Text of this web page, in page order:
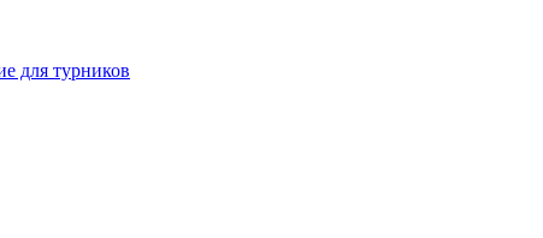
для турников